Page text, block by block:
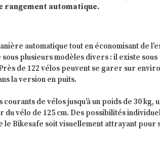
rangement automatique.
automatique tout en économisant de
plusieurs modèles divers : il existe sous
de 122 vélos peuvent se garer sur
la version en puits.
de vélos jusqu’à un poids de 30 kg,
du vélo de 125 cm. Des possibilités
le Bikesafe soit visuellement attrayant pour